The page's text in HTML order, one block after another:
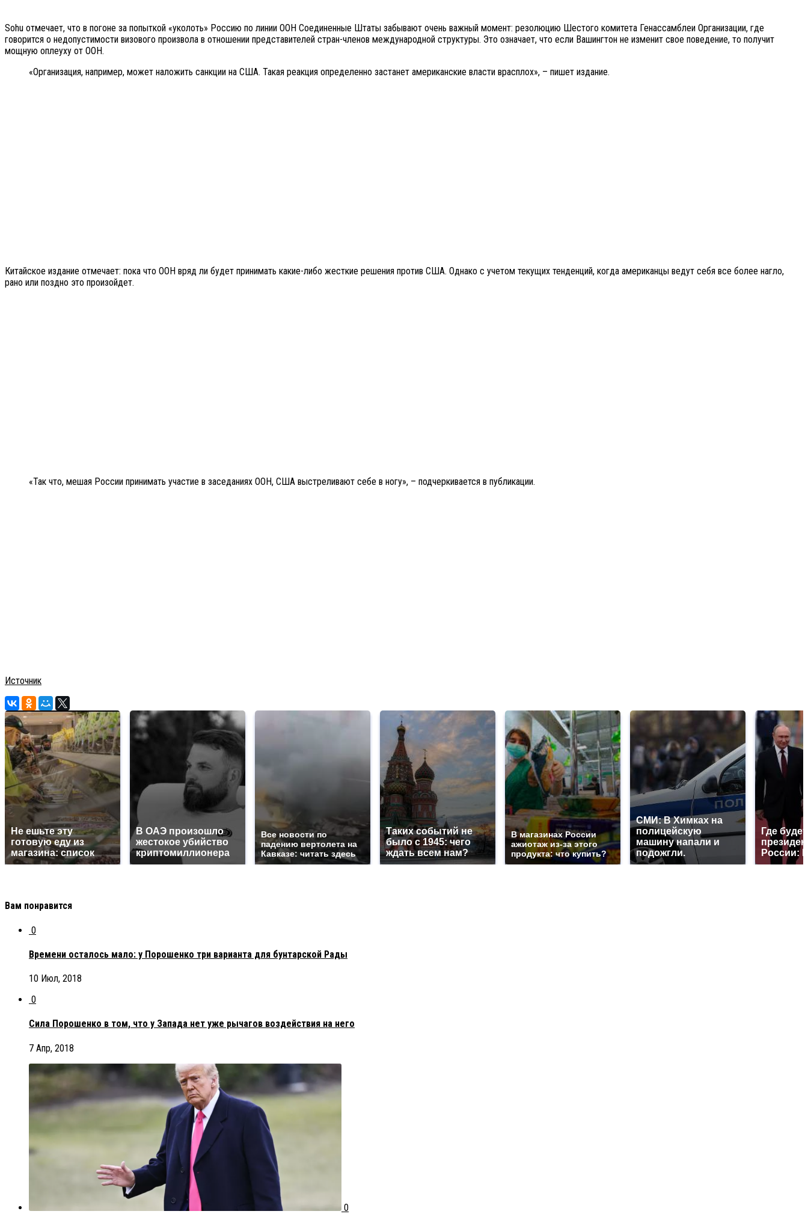
Sohu отмечает, что в погоне за попыткой «уколоть» Россию по линии ООН Соединенные Штаты забывают очень важный момент: резолюцию Шестого комитета Генассамблеи Организации, где
говорится о недопустимости визового произвола в отношении представителей стран-членов международной структуры. Это означает, что если Вашингтон не изменит свое поведение, то получит
мощную оплеуху от ООН.
«Организация, например, может наложить санкции на США. Такая реакция определенно застанет американские власти врасплох», – пишет издание.
Китайское издание отмечает: пока что ООН вряд ли будет принимать какие-либо жесткие решения против США. Однако с учетом текущих тенденций, когда американцы ведут себя все более нагло,
рано или поздно это произойдет.
«Так что, мешая России принимать участие в заседаниях ООН, США выстреливают себе в ногу», – подчеркивается в публикации.
Источник
Не ешьте эту
готовую еду из
магазина: список
В ОАЭ произошло
жестокое убийство
криптомиллионера
Все новости по
падению вертолета на
Кавказе: читать здесь
Таких событий не
было с 1945: чего
ждать всем нам?
В магазинах России
ажиотаж из-за этого
продукта: что купить?
СМИ: В Химках на
полицейскую
машину напали и
подожгли.
Где
России:
Вам понравится
0
Времени осталось мало: у Порошенко три варианта для бунтарской Рады
10 Июл, 2018
0
Сила Порошенко в том, что у Запада нет уже рычагов воздействия на него
7 Апр, 2018
0